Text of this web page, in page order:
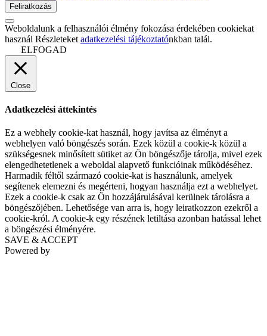
Weboldalunk a felhasználói élmény fokozása érdekében cookiekat
használ Részleteket adatkezelési tájékoztatónkban talál.
ELFOGAD
Close
Adatkezelési áttekintés
Ez a webhely cookie-kat használ, hogy javítsa az élményt a
webhelyen való böngészés során. Ezek közül a cookie-k közül a
szükségesnek minősített sütiket az Ön böngészője tárolja, mivel ezek
elengedhetetlenek a weboldal alapvető funkcióinak működéséhez.
Harmadik féltől származó cookie-kat is használunk, amelyek
segítenek elemezni és megérteni, hogyan használja ezt a webhelyet.
Ezek a cookie-k csak az Ön hozzájárulásával kerülnek tárolásra a
böngészőjében. Lehetősége van arra is, hogy leiratkozzon ezekről a
cookie-król. A cookie-k egy részének letiltása azonban hatással lehet
a böngészési élményére.
SAVE & ACCEPT
Powered by